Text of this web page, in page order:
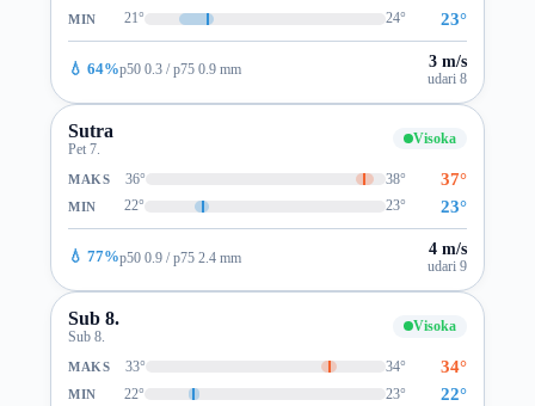
MIN 21° 24° 23°
💧 64%p50 0.3 / p75 0.9 mm 3 m/s
udari 8
Sutra
Pet 7.
Visoka
MAKS 36° 38° 37°
MIN 22° 23° 23°
💧 77%p50 0.9 / p75 2.4 mm 4 m/s
udari 9
Sub 8.
Sub 8.
Visoka
MAKS 33° 34° 34°
MIN 22° 23° 22°